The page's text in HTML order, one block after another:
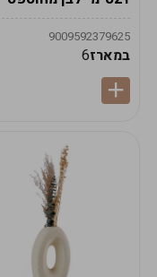
9009592379625
במארז6